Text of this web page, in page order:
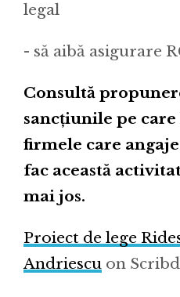
legal
- să aibă asigurare
Consultă
sancțiunile pe
firmele care
fac această
mai jos.
Proiect de lege
Andriescu on Scribd